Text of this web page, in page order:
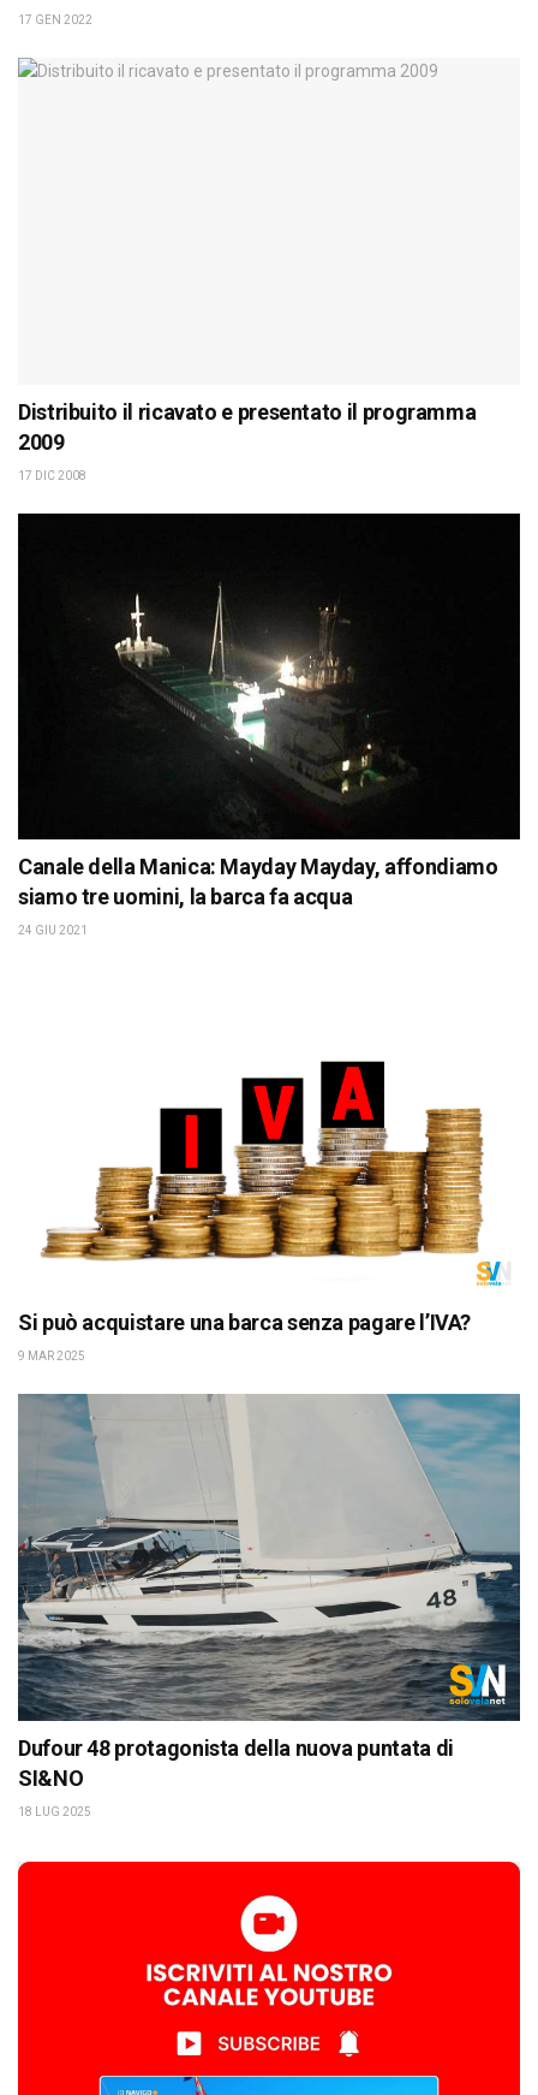
17 GEN 2022
Distribuito il ricavato e presentato il programma
2009
17 DIC 2008
Canale della Manica: Mayday Mayday, affondiamo
siamo tre uomini, la barca fa acqua
24 GIU 2021
Si può acquistare una barca senza pagare l’IVA?
9 MAR 2025
Dufour 48 protagonista della nuova puntata di
SI&NO
18 LUG 2025